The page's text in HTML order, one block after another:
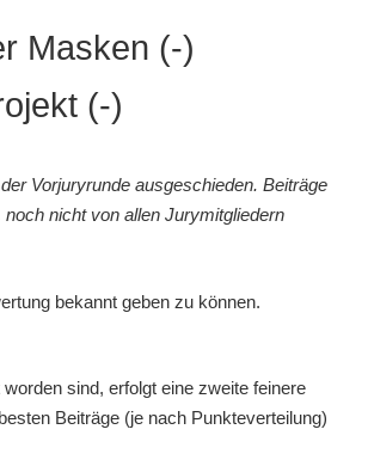
Masken (-)
(-)
Vorjuryrunde ausgeschieden. Beiträge
nicht von allen Jurymitgliedern
bekannt geben zu können.
sind, erfolgt eine zweite feinere
Beiträge (je nach Punkteverteilung)